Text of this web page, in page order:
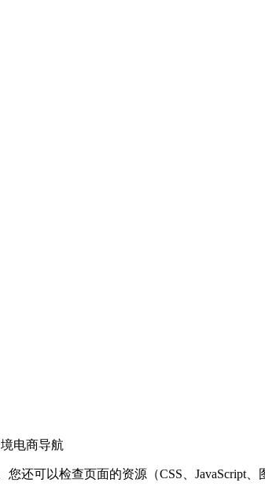
还可以检查页面的资源（CSS、JavaScript、